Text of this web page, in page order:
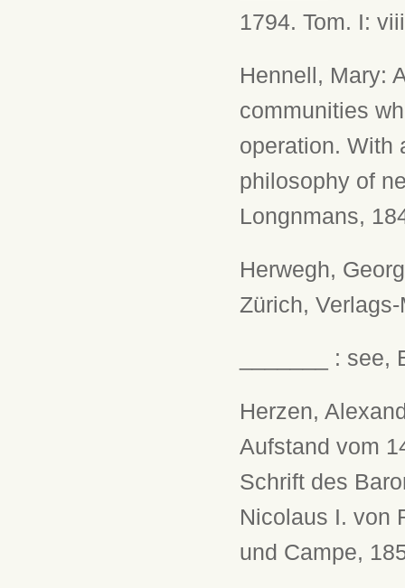
1794. Tom. I:
Hennell, Mary:
communities
operation. With
philosophy of
Longnmans,
Herwegh,
Zürich,
_______ :
Herzen,
Aufstand vom
Schrift des
Nicolaus I. von
und Campe,